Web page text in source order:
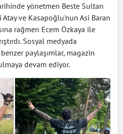
yönetmen Beste Sultan
ve Kasapoğlu'nun Asi Baran
rağmen Ecem Özkaya ile
Sosyal medyada
paylaşımlar, magazin
devam ediyor.